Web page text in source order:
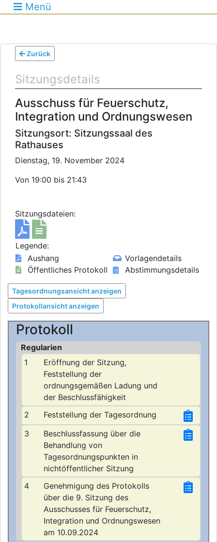
Menü
Zurück
Sitzungsdetails
Ausschuss für Feuerschutz,
Integration und Ordnungswesen
Sitzungsort: Sitzungssaal des
Rathauses
Dienstag, 19. November 2024
Von 19:00 bis 21:43
Sitzungsdateien:
Legende:
Aushang
Öffentliches Protokoll
Vorlagendetails
Abstimmungsdetails
Tagesordnungsansicht anzeigen
Protokollansicht anzeigen
Protokoll
Regularien
1
Eröffnung der Sitzung,
Feststellung der
ordnungsgemäßen Ladung und
der Beschlussfähigkeit
2
Feststellung der Tagesordnung
3
Beschlussfassung über die
Behandlung von
Tagesordnungspunkten in
nichtöffentlicher Sitzung
4
Genehmigung des Protokolls
über die 9. Sitzung des
Ausschusses für Feuerschutz,
Integration und Ordnungswesen
am 10.09.2024